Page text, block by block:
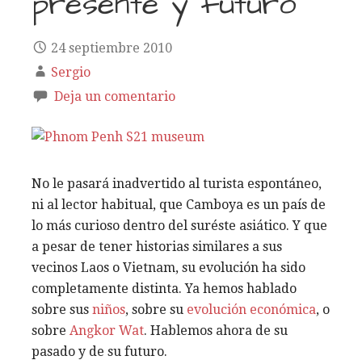
24 septiembre 2010
Sergio
Deja un comentario
No le pasará inadvertido al turista espontáneo,
ni al lector habitual, que Camboya es un país de
lo más curioso dentro del suréste asiático. Y que
a pesar de tener historias similares a sus
vecinos Laos o Vietnam, su evolución ha sido
completamente distinta. Ya hemos hablado
sobre sus niños, sobre su evolución económica, o
sobre Angkor Wat. Hablemos ahora de su
pasado y de su futuro.